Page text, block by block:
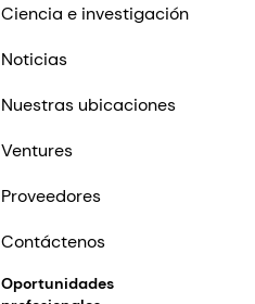
Ciencia e investigación
Noticias
Nuestras ubicaciones
Ventures
Proveedores
Contáctenos
Oportunidades